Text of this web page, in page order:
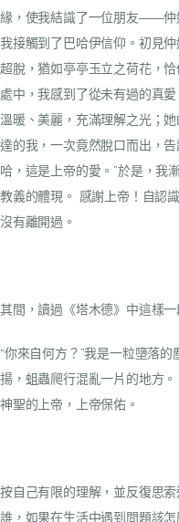
緣，使我結識了一位朋友——仲
我接觸到了巴哈伊信仰。初見
超脫，猶如亭亭玉立之荷花，
處中，我感到了從未有過的真
溫暖、美麗，充滿理解之光；
達的我，一次竟然脫口而出，
哈，這是上帝的愛。”於是，我
教義的體現。 感謝上帝！自認
沒有離開過。
其間，讀過《塔木德》中這樣一
“你來自何方？”我是一粒墮落的
揚，蛆蟲爬行混亂一片的地方。
神聖的上帝，上帝保佑。
按自己有限的理解，並反復思
誰，如果在生活中遇到問題該